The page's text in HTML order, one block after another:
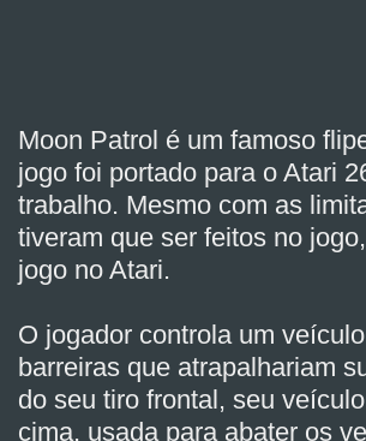
Moon Patrol é um famoso
jogo foi portado para o Atari
trabalho. Mesmo com as
tiveram que ser feitos no
jogo no Atari.
O jogador controla um
barreiras que atrapalhariam
do seu tiro frontal, seu
cima, usada para abater os